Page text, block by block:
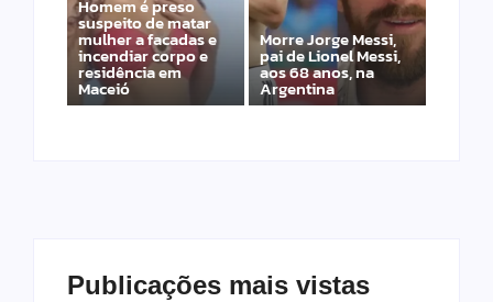
Homem é preso
suspeito de matar
mulher a facadas e
incendiar corpo e
residência em
Maceió
Morre Jorge Messi,
pai de Lionel Messi,
aos 68 anos, na
Argentina
Publicações mais vistas